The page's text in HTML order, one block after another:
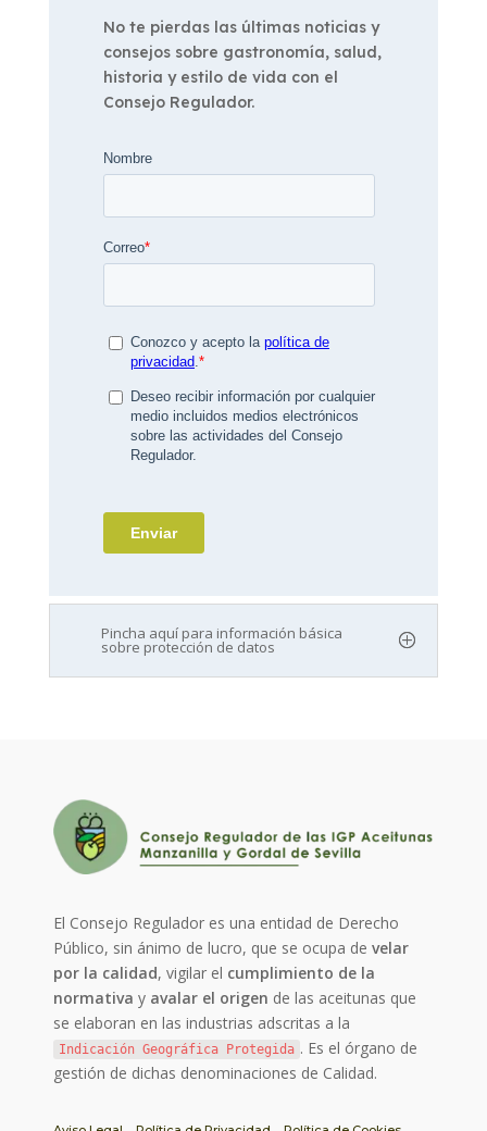
No te pierdas las últimas noticias y
consejos sobre gastronomía, salud,
historia y estilo de vida con el
Consejo Regulador.
Pincha aquí para información básica
sobre protección de datos
El Consejo Regulador es una entidad de Derecho
Público, sin ánimo de lucro, que se ocupa develar
por la calidad, vigilar el cumplimiento de la
normativa y avalar el origen de las aceitunas que
se elaboran en las industrias adscritas a la
Indicación Geográfica Protegida . Es el órgano de
gestión de dichas denominaciones de Calidad.